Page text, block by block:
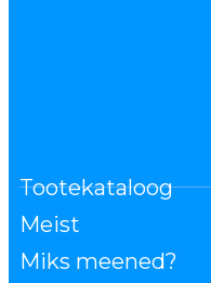
Tootekataloog
Meist
Miks meened?